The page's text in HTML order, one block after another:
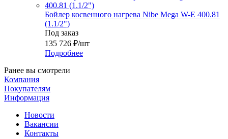
Бойлер косвенного нагрева Nibe Mega W-E 400.81
(1.1/2")
Под заказ
135 726 ₽/шт
Подробнее
Ранее вы смотрели
Компания
Покупателям
Информация
Новости
Вакансии
Контакты